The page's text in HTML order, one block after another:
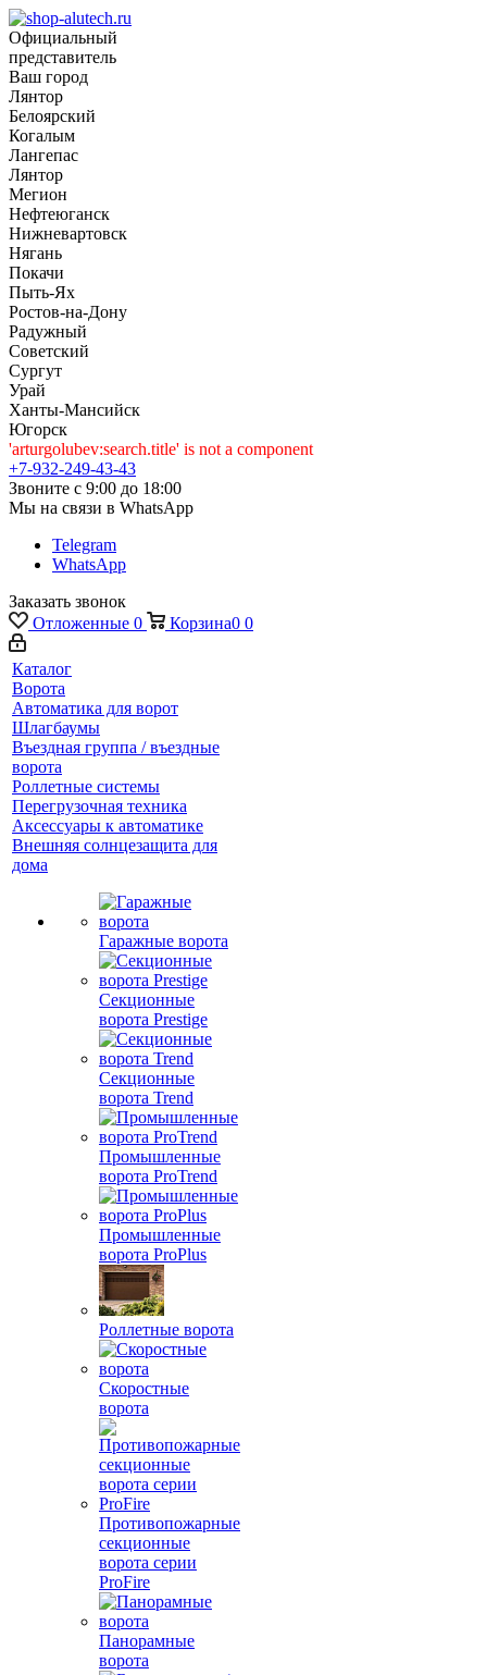
Официальный
представитель
Ваш город
Лянтор
Белоярский
Когалым
Лангепас
Лянтор
Мегион
Нефтеюганск
Нижневартовск
Нягань
Покачи
Пыть-Ях
Рoстов-на-Дону
Радужный
Советский
Сургут
Урай
Ханты-Мансийск
Югорск
'arturgolubev:search.title' is not a component
+7-932-249-43-43
Звоните с 9:00 до 18:00
Мы на связи в WhatsApp
Telegram
WhatsApp
Заказать звонок
Отложенные 0 Корзина0 0
Каталог
Ворота
Автоматика для ворот
Шлагбаумы
Въездная группа / въездные
ворота
Роллетные системы
Перегрузочная техника
Аксессуары к автоматике
Внешняя солнцезащита для
дома
Гаражные ворота
Секционные
ворота Prestige
Секционные
ворота Trend
Промышленные
ворота ProTrend
Промышленные
ворота ProPlus
Роллетные ворота
Скоростные
ворота
Противопожарные
секционные
ворота серии
ProFire
Панорамные
ворота